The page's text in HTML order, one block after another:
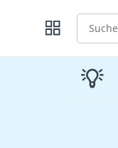
Suche